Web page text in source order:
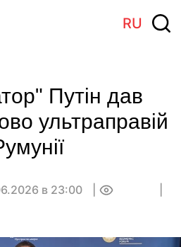
RU
Путін дав
ультраправій
в 23:00